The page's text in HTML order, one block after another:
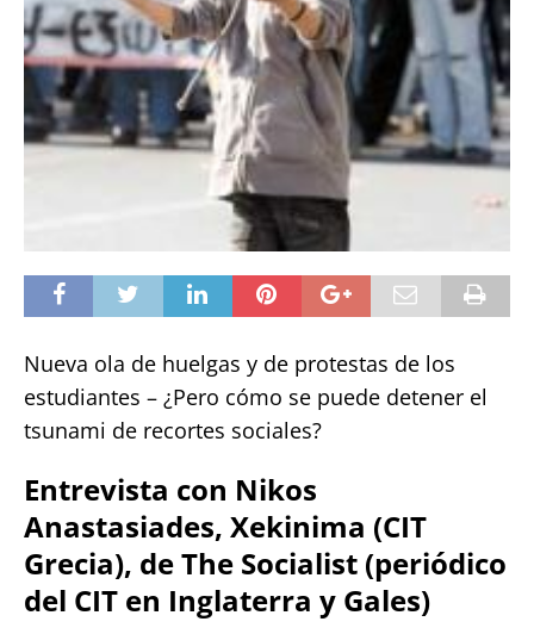
Nueva ola de huelgas y de protestas de los
estudiantes – ¿Pero cómo se puede detener el
tsunami de recortes sociales?
Entrevista con Nikos
Anastasiades, Xekinima (CIT
Grecia), de The Socialist (periódico
del CIT en Inglaterra y Gales)